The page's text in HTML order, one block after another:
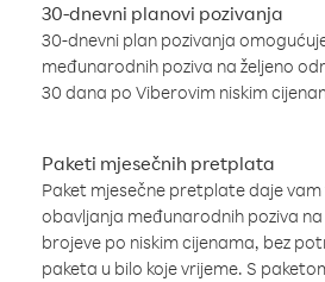
30-dnevni planovi pozivanja
30-dnevni plan pozivanja
međunarodnih poziva na željeno
30 dana po Viberovim niskim
Paketi mjesečnih pretplata
Paket mjesečne pretplate daje
obavljanja međunarodnih poziva
brojeve po niskim cijenama, bez
paketa u bilo koje vrijeme. S